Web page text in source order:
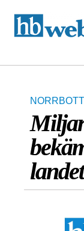
landet